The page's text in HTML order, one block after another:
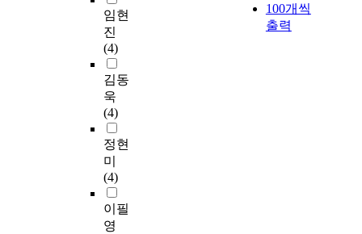
임현
진
(4)
김동
욱
(4)
정현
미
(4)
이필
영
100개씩
출력